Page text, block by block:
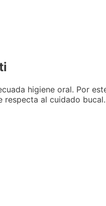
higiene oral. Por
respecta al cuidado bucal.